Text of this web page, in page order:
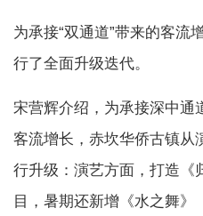
为承接“双通道”带来的客流
行了全面升级迭代。
宋营辉介绍，为承接深中通
客流增长，赤坎华侨古镇从
行升级：演艺方面，打造《
目，暑期还新增《水之舞》